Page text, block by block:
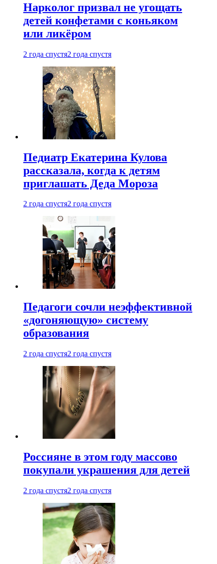
Нарколог призвал не угощать
детей конфетами с коньяком
или ликёром
2 года спустя2 года спустя
Педиатр Екатерина Кулова
рассказала, когда к детям
приглашать Деда Мороза
2 года спустя2 года спустя
Педагоги сочли неэффективной
«догоняющую» систему
образования
2 года спустя2 года спустя
Россияне в этом году массово
покупали украшения для детей
2 года спустя2 года спустя